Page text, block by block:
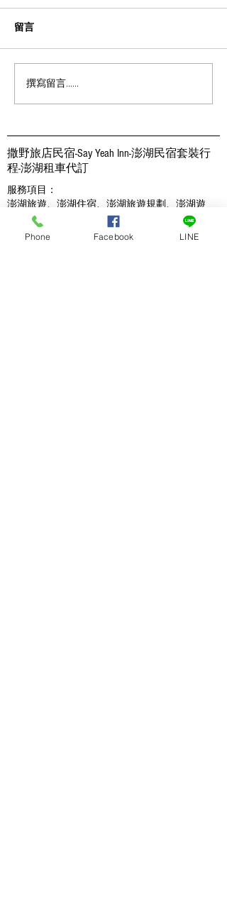
式 欣賞壯闊的柱狀玄武岩、海
蝕拱門、海蝕崖、海蝕柱，飽
覽海上風光 獨木舟海上晨光體
用包含：獨木舟租借教學、保
險、早餐...
留言
撰寫留言......
撒野旅店民宿-Say Yeah Inn-澎湖民宿套裝行
程-​澎湖租車代訂
服務項目：
澎湖旅遊、 澎湖住宿、 澎湖旅遊規劃、澎湖遊
程、船票代訂
澎湖私房景點推
880台灣澎湖縣馬公市東衛里26-60號
Phone Facebook LINE